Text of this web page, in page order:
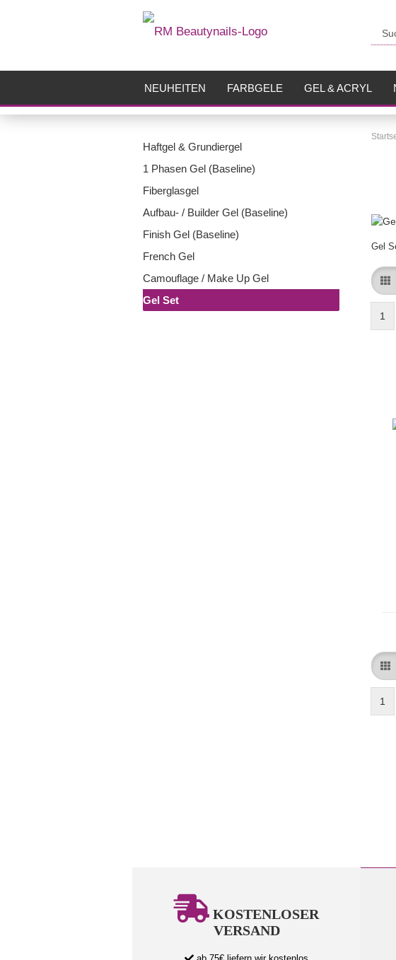
NEUHEITEN FARBGELE GEL & ACRYL
Gel
1
1
Haftgel & Grundiergel
1 Phasen Gel (Baseline)
Fiberglasgel
Aufbau- / Builder Gel (Baseline)
Finish Gel (Baseline)
French Gel
Camouflage / Make Up Gel
Gel Set
KOSTENLOSER
VERSAND